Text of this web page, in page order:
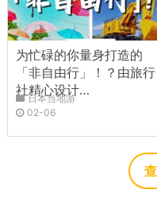
为忙碌的你量身打造的
「非自由行」！？由旅行
社精心设计…
日本当地游
02-06